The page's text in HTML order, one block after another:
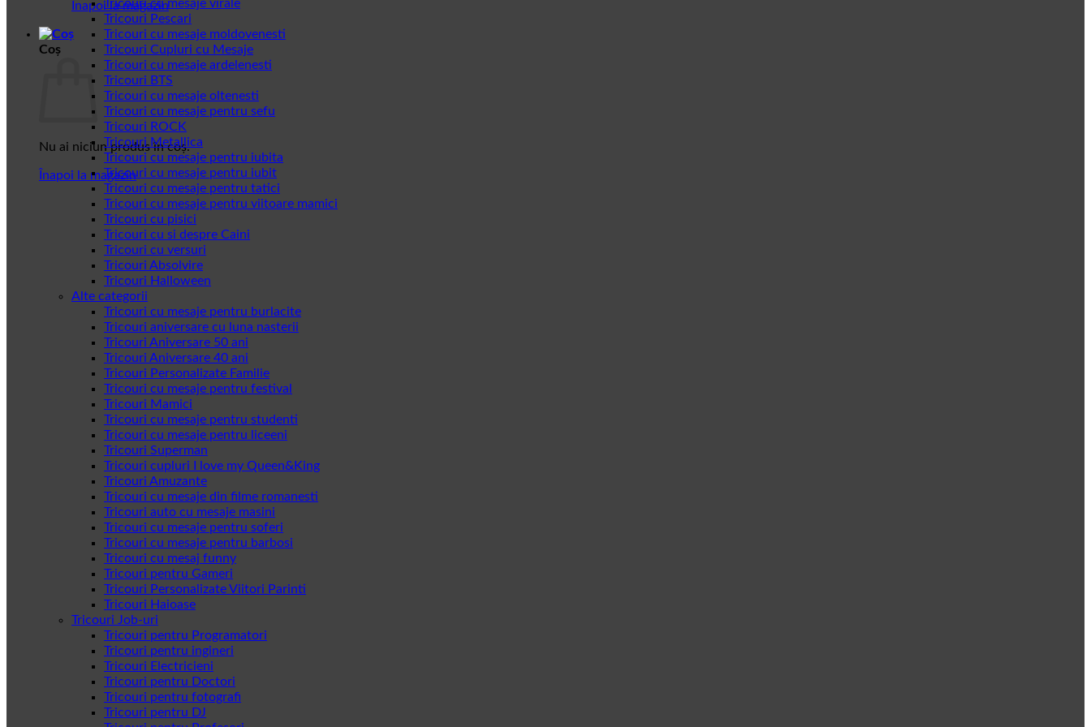
Înapoi la magazin
Coș
Nu ai niciun produs în coș.
Înapoi la magazin
Tricouri cu mesaje virale
Tricouri Pescari
Tricouri cu mesaje moldovenesti
Tricouri Cupluri cu Mesaje
Tricouri cu mesaje ardelenesti
Tricouri BTS
Tricouri cu mesaje oltenesti
Tricouri cu mesaje pentru sefu
Tricouri ROCK
Tricouri Metallica
Tricouri cu mesaje pentru iubita
Tricouri cu mesaje pentru iubit
Tricouri cu mesaje pentru tatici
Tricouri cu mesaje pentru viitoare mamici
Tricouri cu pisici
Tricouri cu si despre Caini
Tricouri cu versuri
Tricouri Absolvire
Tricouri Halloween
Alte categorii
Tricouri cu mesaje pentru burlacite
Tricouri aniversare cu luna nasterii
Tricouri Aniversare 50 ani
Tricouri Aniversare 40 ani
Tricouri Personalizate Familie
Tricouri cu mesaje pentru festival
Tricouri Mamici
Tricouri cu mesaje pentru studenti
Tricouri cu mesaje pentru liceeni
Tricouri Superman
Tricouri cupluri I love my Queen&King
Tricouri Amuzante
Tricouri cu mesaje din filme romanesti
Tricouri auto cu mesaje masini
Tricouri cu mesaje pentru soferi
Tricouri cu mesaje pentru barbosi
Tricouri cu mesaj funny
Tricouri pentru Gameri
Tricouri Personalizate Viitori Parinti
Tricouri Haioase
Tricouri Job-uri
Tricouri pentru Programatori
Tricouri pentru ingineri
Tricouri Electricieni
Tricouri pentru Doctori
Tricouri pentru fotografi
Tricouri pentru DJ